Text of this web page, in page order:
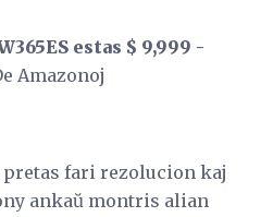
estas $ 9,999 -
Amazonoj
fari rezolucion kaj
ankaŭ montris alian